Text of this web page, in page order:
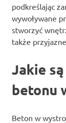
podkreślając
wywoływane
stworzyć
także
Jakie
betonu
Beton w